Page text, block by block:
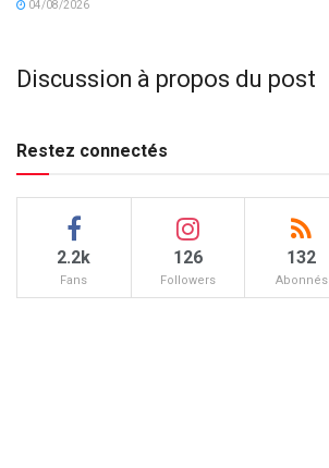
04/08/2026
Discussion à propos du post
Restez connectés
2.2k
Fans
126
Followers
132
Abonnés